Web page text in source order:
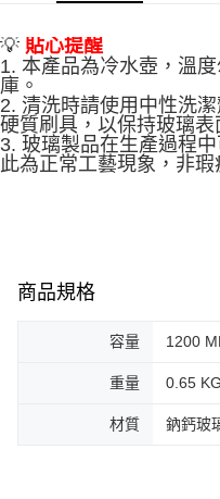
💡 貼心提醒
1. 本產品為冷水壺，溫度
庫。
2. 清洗時請使用中性洗
硬質刷具，以保持玻璃表
3. 玻璃製品在生產過程
此為正常工藝現象，非
商品規格
容量 1200 ML
重量 0.65 KG
材質 鈉鈣玻